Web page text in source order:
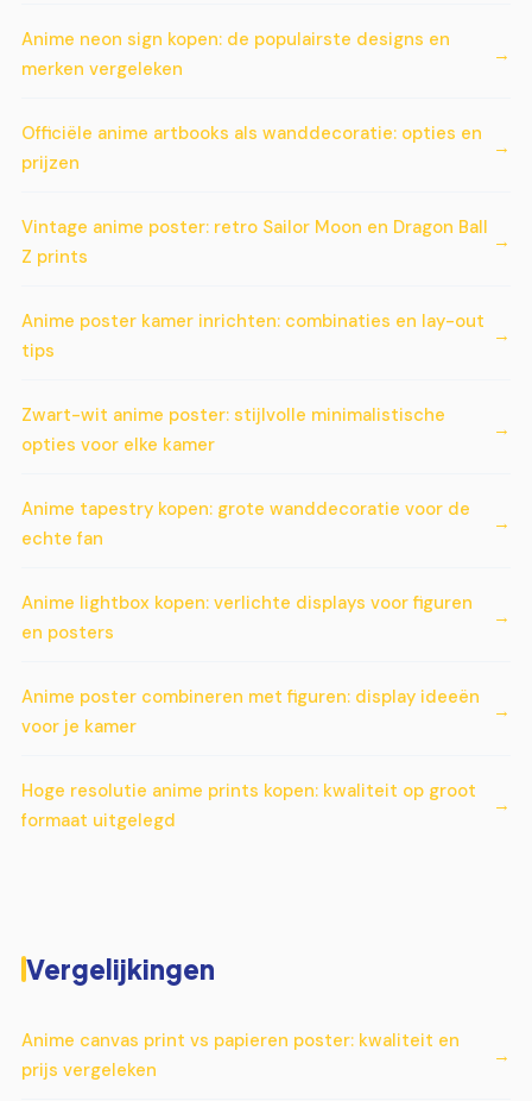
Anime neon sign kopen: de populairste designs en
merken vergeleken
Officiële anime artbooks als wanddecoratie: opties en
prijzen
Vintage anime poster: retro Sailor Moon en Dragon Ball
Z prints
Anime poster kamer inrichten: combinaties en lay-out
tips
Zwart-wit anime poster: stijlvolle minimalistische
opties voor elke kamer
Anime tapestry kopen: grote wanddecoratie voor de
echte fan
Anime lightbox kopen: verlichte displays voor figuren
en posters
Anime poster combineren met figuren: display ideeën
voor je kamer
Hoge resolutie anime prints kopen: kwaliteit op groot
formaat uitgelegd
Vergelijkingen
Anime canvas print vs papieren poster: kwaliteit en
prijs vergeleken